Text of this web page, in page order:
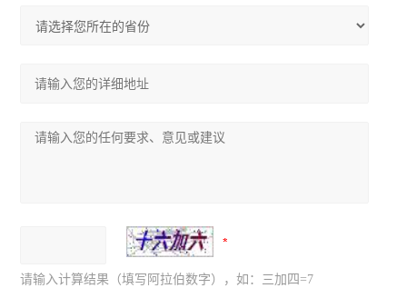
请输入计算结果（填写阿拉伯数字），如：三加四=7